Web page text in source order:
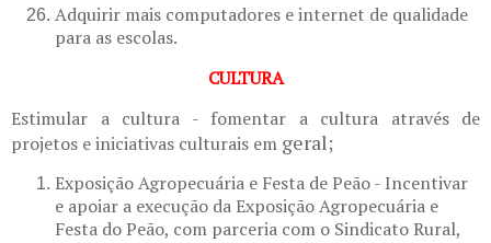
Adquirir mais computadores e internet de qualidade
para as escolas.
CULTURA
Estimular a cultura - fomentar a cultura através de
projetos e iniciativas culturais em geral;
Exposição Agropecuária e Festa de Peão - Incentivar
e apoiar a execução da Exposição Agropecuária e
Festa do Peão, com parceria com o Sindicato Rural,